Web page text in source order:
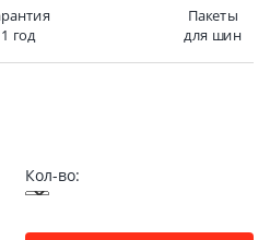
1 год
Пакеты
для шин
Кол-во: